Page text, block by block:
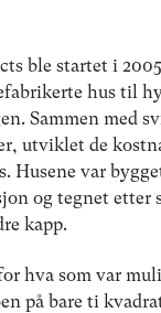
ble startet i
hus til
Sammen med
utviklet de
Husene var
og tegnet etter
kapp.
hva som var
på bare ti